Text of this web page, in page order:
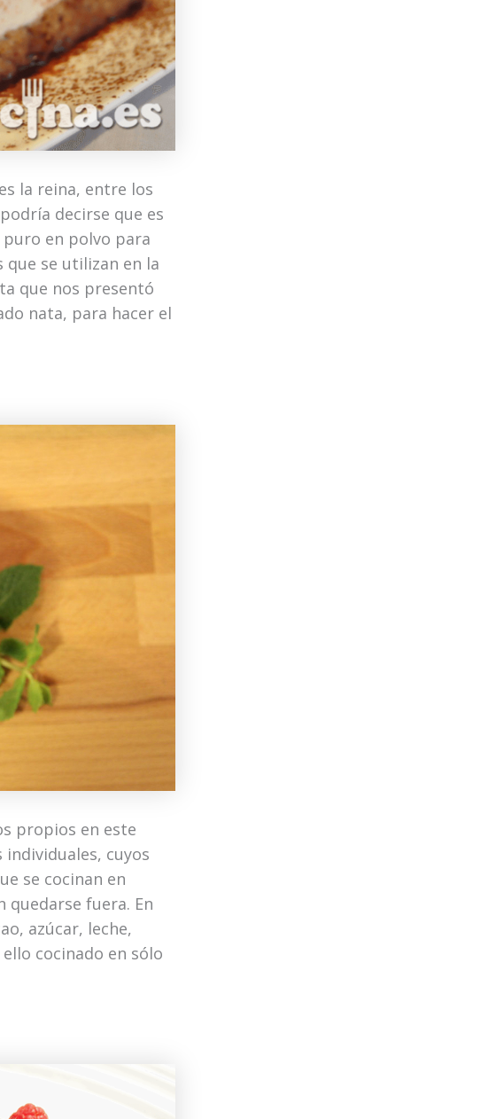
la reina, entre los
decirse que es
puro en polvo para
se utilizan en la
que nos presentó
nata, para hacer el
propios en este
cuyos
se cocinan en
fuera. En
azúcar, leche,
cocinado en sólo